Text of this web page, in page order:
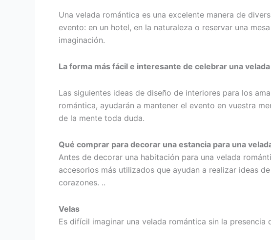
Una velada romántica es una excelente manera de
evento: en un hotel, en la naturaleza o reservar una
imaginación.
La forma más fácil e interesante de celebrar una
Las siguientes ideas de diseño de interiores para los
romántica, ayudarán a mantener el evento en vuestra
de la mente toda duda.
Qué comprar para decorar una estancia para una
Antes de decorar una habitación para una velada
accesorios más utilizados que ayudan a realizar ideas
corazones. ..
Velas
Es difícil imaginar una velada romántica sin la presencia